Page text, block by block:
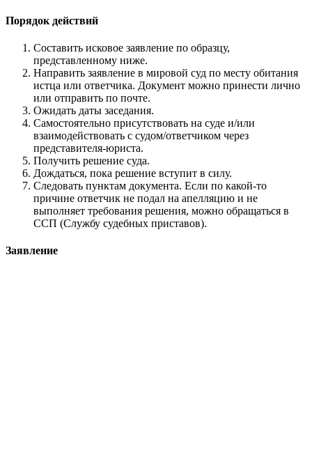
Порядок действий
Составить исковое заявление по образцу,
представленному ниже.
Направить заявление в мировой суд по месту обитания
истца или ответчика. Документ можно принести лично
или отправить по почте.
Ожидать даты заседания.
Самостоятельно присутствовать на суде и/или
взаимодействовать с судом/ответчиком через
представителя-юриста.
Получить решение суда.
Дождаться, пока решение вступит в силу.
Следовать пунктам документа. Если по какой-то
причине ответчик не подал на апелляцию и не
выполняет требования решения, можно обращаться в
ССП (Службу судебных приставов).
Заявление